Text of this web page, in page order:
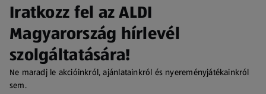
Iratkozz fel az ALDI
Magyarország hírlevél
szolgáltatására!
Ne maradj le akcióinkról, ajánlatainkról és nyereményjátékainkról
sem.